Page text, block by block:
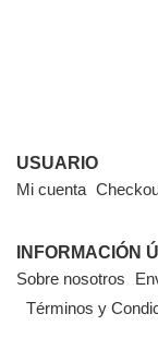
USUARIO
Mi cuenta
INFORMACIÓN
Sobre nosotros
Términos y